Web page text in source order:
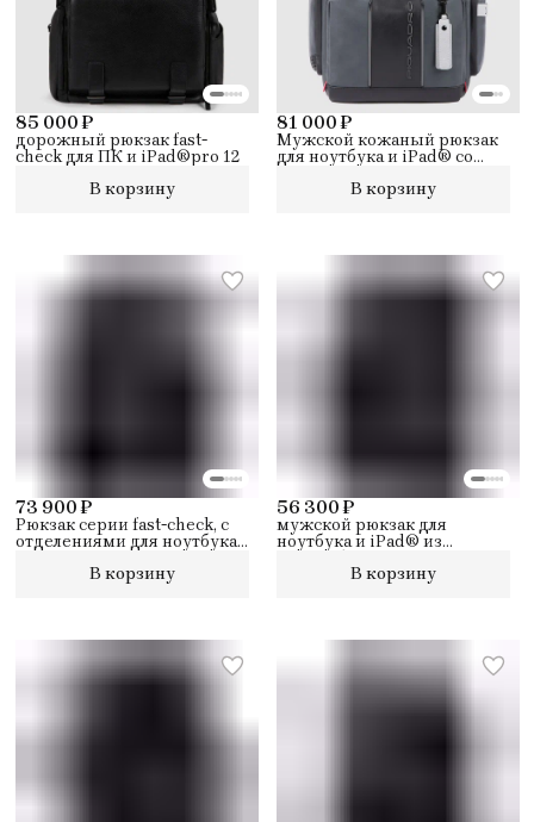
85 000 ₽
дорожный рюкзак fast-
check для ПК и iPad®pro 12
В корзину
81 000 ₽
Мужской кожаный рюкзак
для ноутбука и iPad® со
В корзину
73 900 ₽
Рюкзак серии fast-check, с
отделениями для ноутбука
укомплектованный
разъемом USB и микро-
USB, и карманом для
устройства CONNEQU
В корзину
56 300 ₽
мужской рюкзак для
ноутбука и iPad® из
В корзину